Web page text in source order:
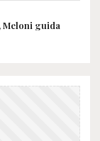
Meloni guida